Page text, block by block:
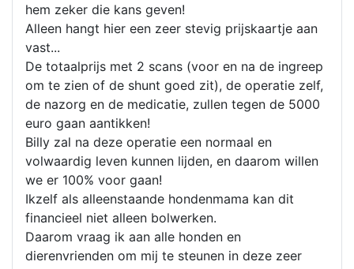
hem zeker die kans geven!
Alleen hangt hier een zeer stevig prijskaartje aan
vast...
De totaalprijs met 2 scans (voor en na de ingreep
om te zien of de shunt goed zit), de operatie zelf,
de nazorg en de medicatie, zullen tegen de 5000
euro gaan aantikken!
Billy zal na deze operatie een normaal en
volwaardig leven kunnen lijden, en daarom willen
we er 100% voor gaan!
Ikzelf als alleenstaande hondenmama kan dit
financieel niet alleen bolwerken.
Daarom vraag ik aan alle honden en
dierenvrienden om mij te steunen in deze zeer